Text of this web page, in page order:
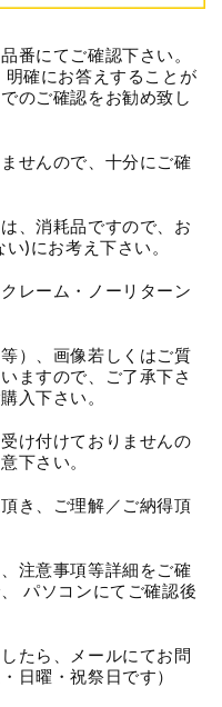
番にてご確認下さい。
確にお答えすることが
のご確認をお勧め致し
せんので、十分にご確
、消耗品ですので、お
)にお考え下さい。
レーム・ノーリターン
）、画像若しくはご質
ますので、ご了承下さ
入下さい。
け付けておりませんの
下さい。
き、ご理解／ご納得頂
注意事項等詳細をご確
パソコンにてご確認後
たら、メールにてお問
日曜・祝祭日です）